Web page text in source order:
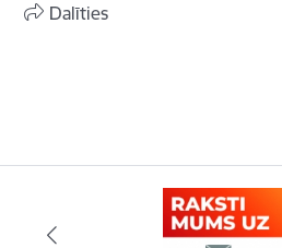
Dalīties